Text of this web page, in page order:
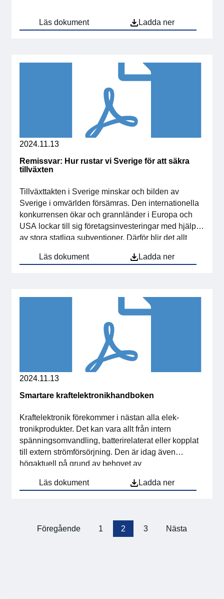
Läs dokument Ladda ner
2024.11.13
Remissvar: Hur rustar vi Sverige för att säkra
tillväxten
Tillväxttakten i Sverige minskar och bilden av
Sverige i omvärlden försämras. Den internationella
konkurrensen ökar och grannländer i Europa och
USA lockar till sig företagsinvesteringar med hjälp
av stora statliga subventioner. Därför blir det allt
styrkor för att inte tappa i konkurrenskraft. Svensk
Läs dokument Ladda ner
2024.11.13
Smartare kraftelektronikhandboken
Kraftelektronik förekommer i nästan alla elek­
tronikprodukter. Det kan vara allt från intern
spänningsomvandling, batterirelaterat eller kopplat
till extern strömförsörjning. Den är idag även
högaktuell på grund av behovet av
fossilfri el. Såväl infrastrukturen för
och större kunskap inom detta teknikområde. Det
Läs dokument Ladda ner
Sidnumrering
Föregående 1 2 3 Nästa